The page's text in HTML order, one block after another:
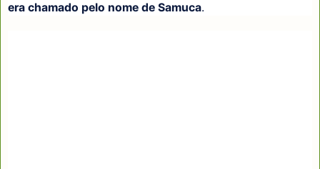
era chamado pelo nome de Samuca.